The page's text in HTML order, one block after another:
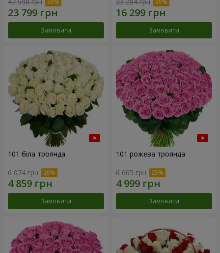
Замовити Замовити
101 біла троянда
6 074 грн
Замовити
101 рожева троянда
6 665 грн
Замовити